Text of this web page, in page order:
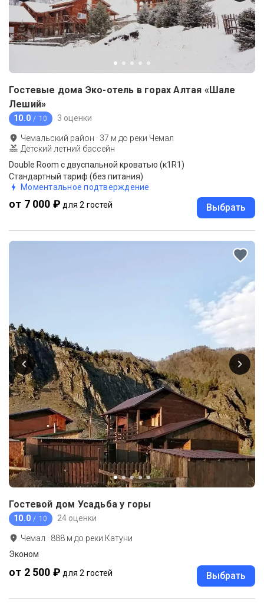
Гостевые дома Эко-отель в горах Алтая «Шале
Леший»
10.0 / 10 3 оценки
Чемальский район · 37 м до реки Чемал
Детский летний бассейн
Double Room с двуспальной кроватью (к1R1)
Стандартный тариф (без питания)
Моментальное подтверждение
от 7 000 ₽ для 2 гостей Выбрать
Гостевой дом Усадьба у горы
10.0 / 10 24 оценки
Чемал · 888 м до реки Катуни
Эконом
от 2 500 ₽ для 2 гостей Выбрать